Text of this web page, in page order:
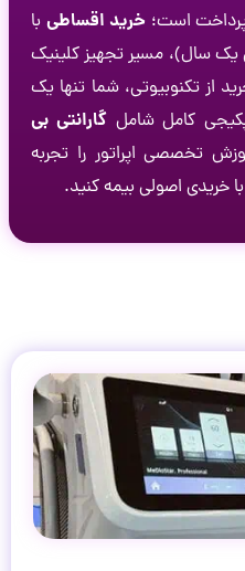
است؛ خرید اقساطی با
طی یک سال)، مسیر تجهیز کلینیک
از تکنوبیوتی، شما تنها یک
کامل شامل گارانتی بی
تخصصی اپراتور را تجربه
خریدی اصولی بیمه کنید.